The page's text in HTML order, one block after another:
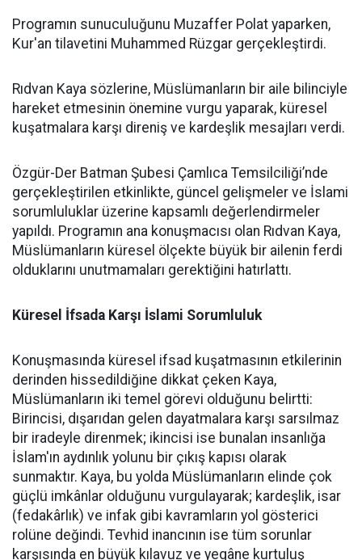
Programın sunuculuğunu Muzaffer Polat yaparken,
Kur'an tilavetini Muhammed Rüzgar gerçekleştirdi.
Rıdvan Kaya sözlerine, Müslümanların bir aile bilinciyle
hareket etmesinin önemine vurgu yaparak, küresel
kuşatmalara karşı direniş ve kardeşlik mesajları verdi.
Özgür-Der Batman Şubesi Çamlıca Temsilciliği’nde
gerçekleştirilen etkinlikte, güncel gelişmeler ve İslami
sorumluluklar üzerine kapsamlı değerlendirmeler
yapıldı. Programın ana konuşmacısı olan Rıdvan Kaya,
Müslümanların küresel ölçekte büyük bir ailenin ferdi
olduklarını unutmamaları gerektiğini hatırlattı.
Küresel İfsada Karşı İslami Sorumluluk
Konuşmasında küresel ifsad kuşatmasının etkilerinin
derinden hissedildiğine dikkat çeken Kaya,
Müslümanların iki temel görevi olduğunu belirtti:
Birincisi, dışarıdan gelen dayatmalara karşı sarsılmaz
bir iradeyle direnmek; ikincisi ise bunalan insanlığa
İslam'ın aydınlık yolunu bir çıkış kapısı olarak
sunmaktır. Kaya, bu yolda Müslümanların elinde çok
güçlü imkânlar olduğunu vurgulayarak; kardeşlik, isar
(fedakârlık) ve infak gibi kavramların yol gösterici
rolüne değindi. Tevhid inancının ise tüm sorunlar
karşısında en büyük kılavuz ve yegâne kurtuluş